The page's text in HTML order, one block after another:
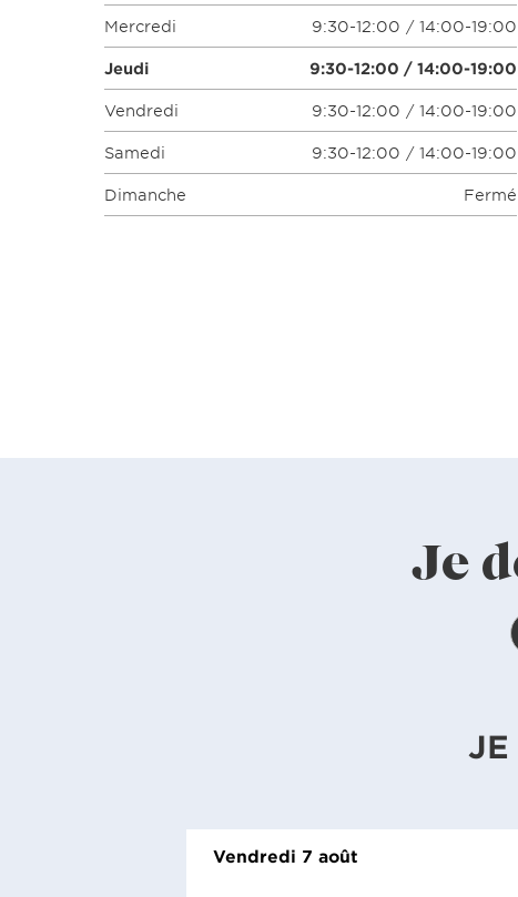
Mercredi 9:30-12:00 / 14:00-19:00
Jeudi 9:30-12:00 / 14:00-19:00
Vendredi 9:30-12:00 / 14:00-19:00
Samedi 9:30-12:00 / 14:00-19:00
Dimanche Fermé
Je
JE
Vendredi 7 août